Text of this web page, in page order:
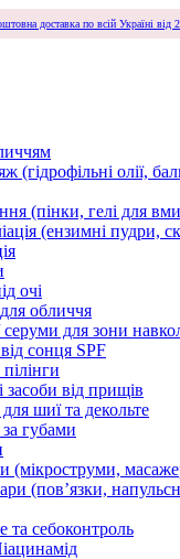
доставка по всій Україні від
(гідрофільні олії,
(пінки, гелі для
(ензимні пудри,
очі
обличчя
для зони
сонця SPF
засоби від прищів
шиї та декольте
губами
(мікроструми,
(повʼязки,
та себоконтроль